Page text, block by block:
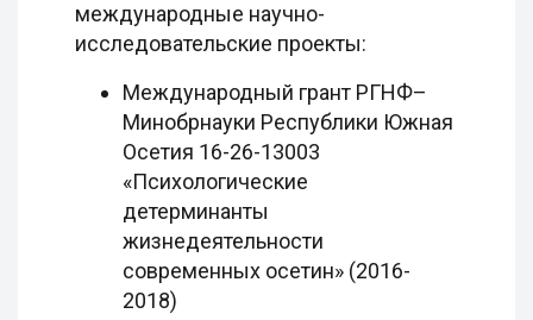
международные научно-
исследовательские проекты:
Международный грант РГНФ–
Минобрнауки Республики Южная
Осетия 16-26-13003
«Психологические
детерминанты
жизнедеятельности
современных осетин» (2016-
2018)